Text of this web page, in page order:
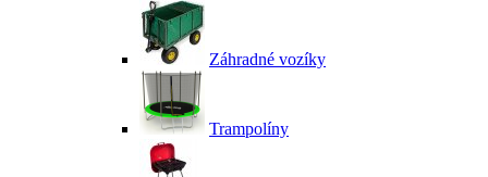
Záhradné vozíky
Trampolíny